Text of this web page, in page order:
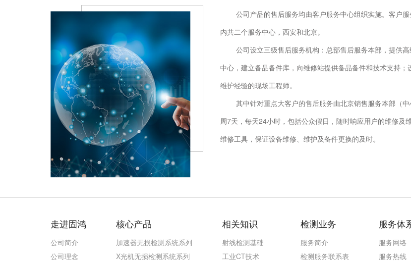
公司产品的售后服务均由客户服务中心组织实施。客户服
内共二个服务中心，西安和北京。
公司设立三级售后服务机构：总部售后服务本部，提供
中心，建立备品备件库，向维修站提供备品备件和技术支持
维护经验的现场工程师。
其中针对重点大客户的售后服务由北京销售服务本部（
周7天，每天24小时，包括公众假日，随时响应用户的维修
维修工具，保证设备维修、维护及备件更换的及时。
走进固鸿
公司简介
公司理念
核心产品
加速器无损检测系统系列
X光机无损检测系统系列
相关知识
射线检测基础
工业CT技术
检测业务
服务简介
检测服务联系表
服务体
服务网络
服务热线